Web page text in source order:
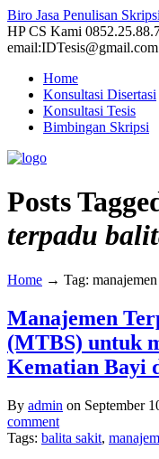
Biro Jasa Penulisan
HP CS Kami
email:IDTesis@gmail.com
Home
Konsultasi Disertasi
Konsultasi Tesis
Bimbingan Skripsi
Posts
terpadu
Home → Tag:
Manajemen
(MTBS) untuk
Kematian Bayi
By admin on September
comment
Tags: balita sakit,